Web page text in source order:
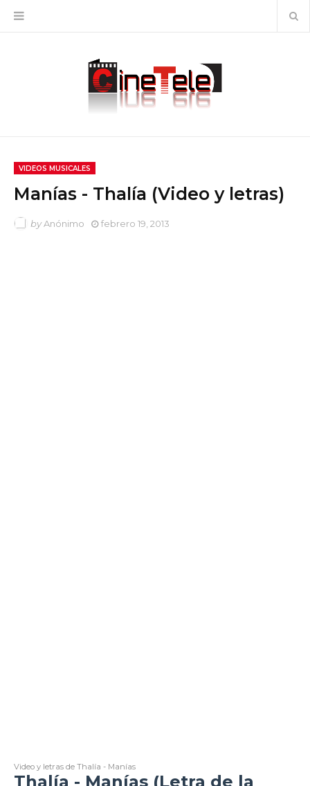
VIDEOS MUSICALES
Manías - Thalía (Video y letras)
byAnónimo febrero 19, 2013
Video y letras de Thalía - Manías
Thalía - Manías (Letra de la